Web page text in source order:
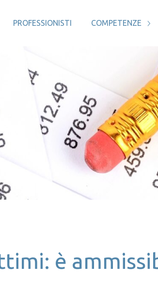
PROFESSIONISTI COMPETENZE
è